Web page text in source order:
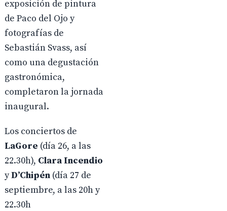
exposición de pintura
de Paco del Ojo y
fotografías de
Sebastián Svass, así
como una degustación
gastronómica,
completaron la jornada
inaugural.
Los conciertos de
LaGore (día 26, a las
22.30h), Clara Incendio
yD’Chipén (día 27 de
septiembre, a las 20h y
22.30h